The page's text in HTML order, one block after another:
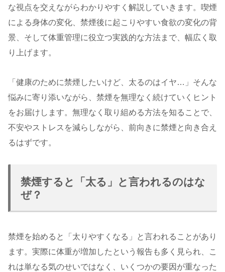
な視点を交えながらわかりやすく解説していきます。喫煙
による身体の変化、禁煙後に起こりやすい食欲の変化の背
景、そして体重管理に役立つ実践的な方法まで、幅広く取
り上げます。
「健康のために禁煙したいけど、太るのはイヤ…」そんな
悩みに寄り添いながら、禁煙を無理なく続けていくヒント
をお届けします。無理なく取り組める方法を知ることで、
不安やストレスを減らしながら、前向きに禁煙と向き合え
るはずです。
禁煙すると「太る」と言われるのはな
ぜ？
禁煙を始めると「太りやすくなる」と言われることがあり
ます。実際に体重が増加したという報告も多く見られ、こ
れは単なる気のせいではなく、いくつかの要因が重なった